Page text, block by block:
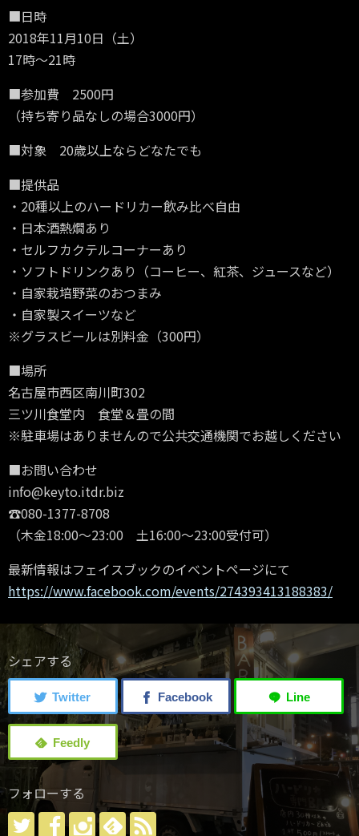
■日時
2018年11月10日（土）
17時～21時
■参加費 2500円
（持ち寄り品なしの場合3000円）
■対象 20歳以上ならどなたでも
■提供品
・20種以上のハードリカー飲み比べ自由
・日本酒熱燗あり
・セルフカクテルコーナーあり
・ソフトドリンクあり（コーヒー、紅茶、ジュースなど）
・自家栽培野菜のおつまみ
・自家製スイーツなど
※グラスビールは別料金（300円）
■場所
名古屋市西区南川町302
三ツ川食堂内 食堂＆畳の間
※駐車場はありませんので公共交通機関でお越しください
■お問い合わせ
info@keyto.itdr.biz
☎080-1377-8708
（木金18:00〜23:00 土16:00〜23:00受付可）
最新情報はフェイスブックのイベントページにて
https://www.facebook.com/events/274393413188383/
シェアする
フォローする